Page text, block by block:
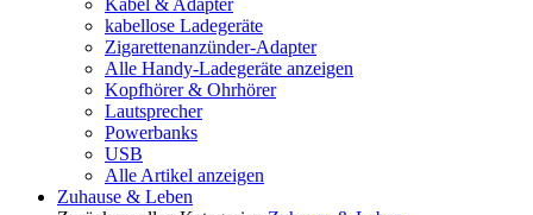
Kabel & Adapter
kabellose Ladegeräte
Zigarettenanzünder-Adapter
Alle Handy-Ladegeräte anzeigen
Kopfhörer & Ohrhörer
Lautsprecher
Powerbanks
USB
Alle Artikel anzeigen
Zuhause & Leben